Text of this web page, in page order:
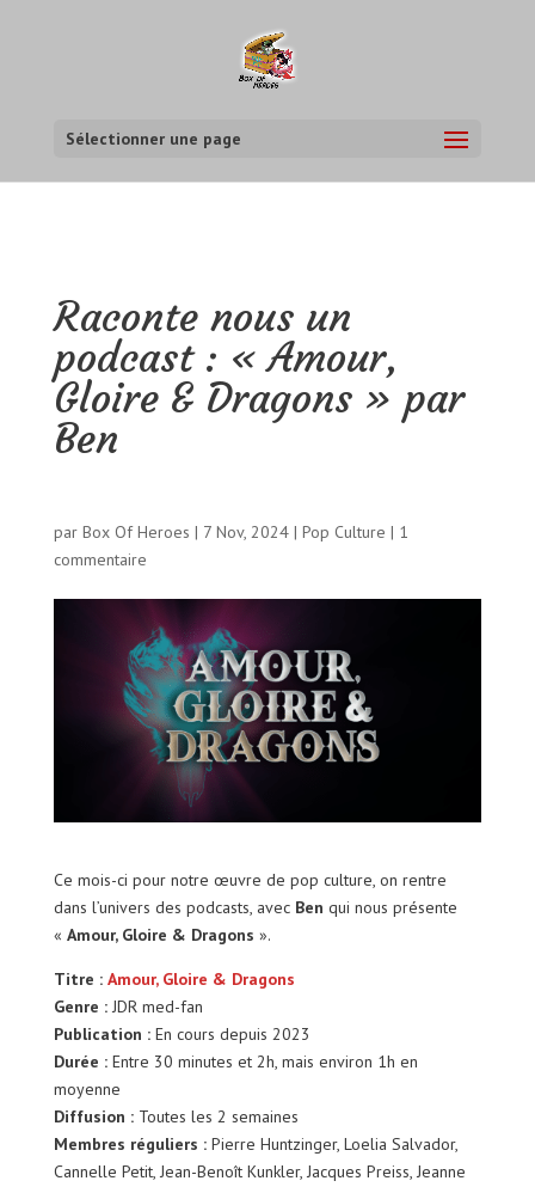
Sélectionner une page
Raconte nous un
podcast : « Amour,
Gloire & Dragons » par
Ben
par Box Of Heroes | 7 Nov, 2024| Pop Culture | 1
commentaire
Ce mois-ci pour notre œuvre de pop culture, on rentre
dans l’univers des podcasts, avec Ben qui nous présente
« Amour, Gloire & Dragons ».
Titre : Amour, Gloire & Dragons
Genre :JDR med-fan
Publication :En cours depuis 2023
Durée :Entre 30 minutes et 2h, mais environ 1h en
moyenne
Diffusion :Toutes les 2 semaines
Membres réguliers :Pierre Huntzinger, Loelia Salvador,
Cannelle Petit, Jean-Benoît Kunkler, Jacques Preiss, Jeanne